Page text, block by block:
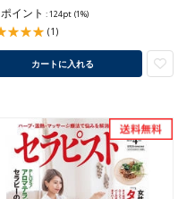
ポイント : 124pt (1%)
(1)
カートに入れる